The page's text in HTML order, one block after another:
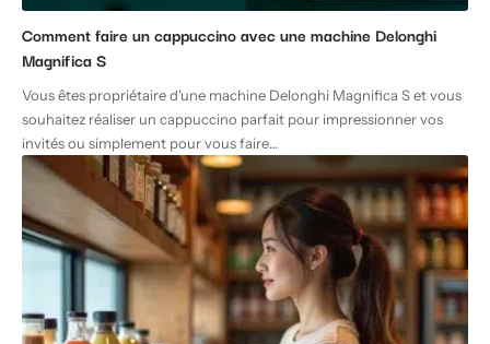
Comment faire un cappuccino avec une machine Delonghi
Magnifica S
Vous êtes propriétaire d'une machine Delonghi Magnifica S et vous
souhaitez réaliser un cappuccino parfait pour impressionner vos
invités ou simplement pour vous faire…